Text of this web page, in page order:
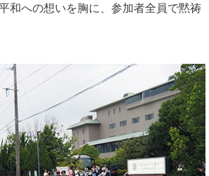
和への想いを胸に、参加者全員で黙祷